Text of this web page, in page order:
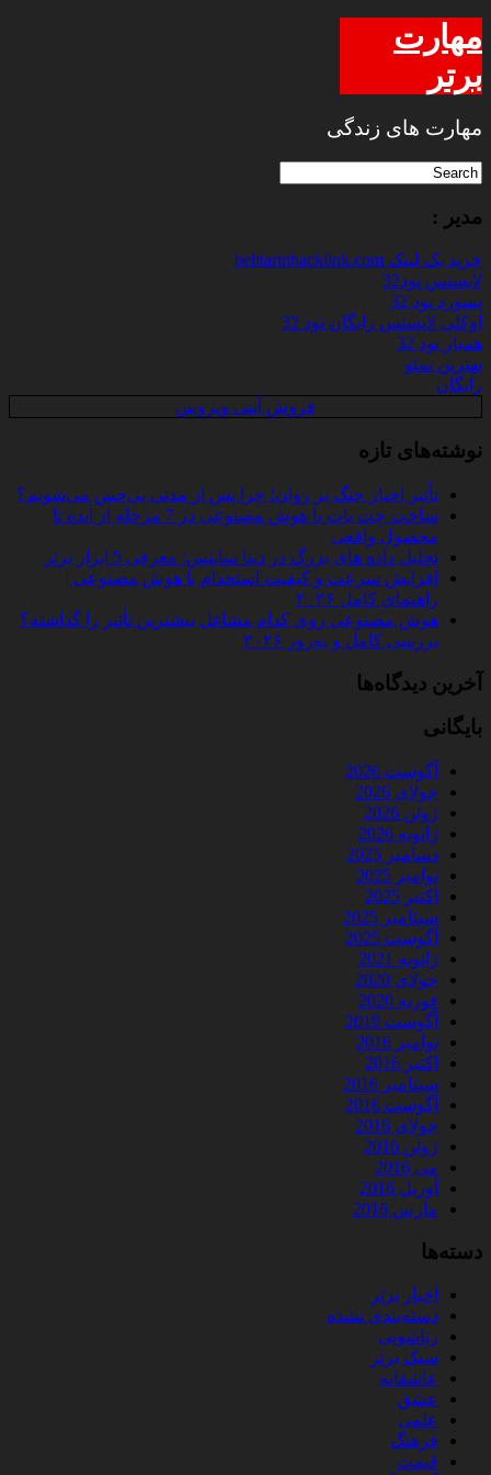
مهارت
برتر
مهارت های زندگی
مدیر :
خرید بک لینک behtarinbacklink.com
لایسنس نود32
پسورد نود 32
اوکلی لایسنس رایگان نود 32
همیار نود 32
بهترین سئو
رایگان
فروش آنتی ویروس
نوشته‌های تازه
تأثیر اخبار جنگ بر روان؛ چرا پس از مدتی بی‌حس می‌شویم؟
ساخت چت‌ بات با هوش مصنوعی در 7 مرحله از ایده تا
محصول واقعی
تحلیل داده‌ های بزرگ در دیتا ساینس: معرفی 5 ابزار برتر
افزایش سرعت و کیفیت استخدام با هوش مصنوعی |
راهنمای کامل ۲۰۲۶
هوش مصنوعی روی کدام مشاغل بیشترین تأثیر را گذاشته؟
بررسی کامل و به‌روز ۲۰۲۶
آخرین دیدگاه‌ها
بایگانی
آگوست 2026
جولای 2026
ژوئن 2026
ژانویه 2026
دسامبر 2025
نوامبر 2025
اکتبر 2025
سپتامبر 2025
آگوست 2025
ژانویه 2021
جولای 2020
فوریه 2020
آگوست 2019
نوامبر 2016
اکتبر 2016
سپتامبر 2016
آگوست 2016
جولای 2016
ژوئن 2016
می 2016
آوریل 2016
مارس 2016
دسته‌ها
اخبار برتر
دسته‌بندی نشده
زناشویی
سبک برتر
عاشقانه
عشق
علمی
فرهنگ
قیمت